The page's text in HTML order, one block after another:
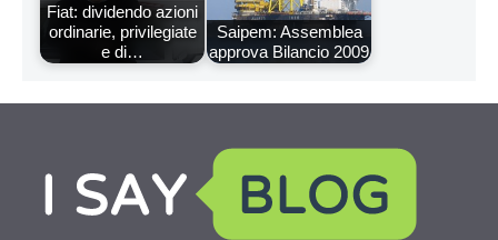
Fiat: dividendo azioni
ordinarie, privilegiate
e di…
Saipem: Assemblea
approva Bilancio 2009